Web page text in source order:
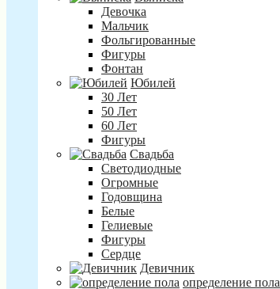
Девочка
Мальчик
Фольгированные
Фигуры
Фонтан
Юбилей
30 Лет
50 Лет
60 Лет
Фигуры
Свадьба
Светодиодные
Огромные
Годовщина
Белые
Гелиевые
Фигуры
Сердце
Девичник
определение пола